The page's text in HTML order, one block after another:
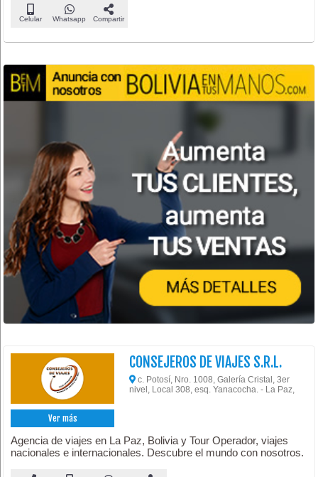
Celular Whatsapp Compartir
Ver más
CONSEJEROS DE VIAJES S.R.L.
c. Potosí, Nro. 1008, Galería Cristal, 3er
nivel, Local 308, esq. Yanacocha. - La Paz,
Agencia de viajes en La Paz, Bolivia y Tour Operador, viajes
nacionales e internacionales. Descubre el mundo con nosotros.